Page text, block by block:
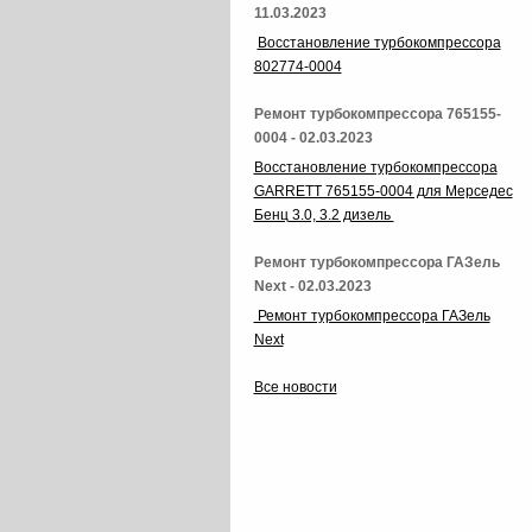
11.03.2023
Восстановление турбокомпрессора
802774-0004
Ремонт турбокомпрессора 765155-
0004 - 02.03.2023
Восстановление турбокомпрессора
GARRETT 765155-0004 для Мерседес
Бенц 3.0, 3.2 дизель
Ремонт турбокомпрессора ГАЗель
Next - 02.03.2023
Ремонт турбокомпрессора ГАЗель
Next
Все новости